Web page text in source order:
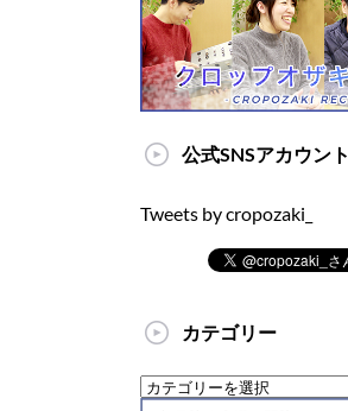
公式SNSアカウント
Tweets by cropozaki_
カテゴリー